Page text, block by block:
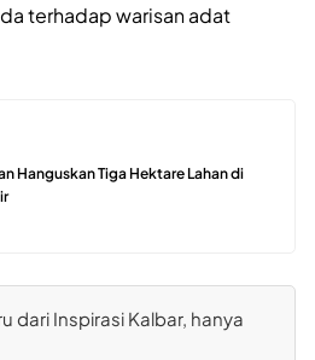
terhadap warisan adat
Hanguskan Tiga Hektare Lahan di
dari Inspirasi Kalbar, hanya